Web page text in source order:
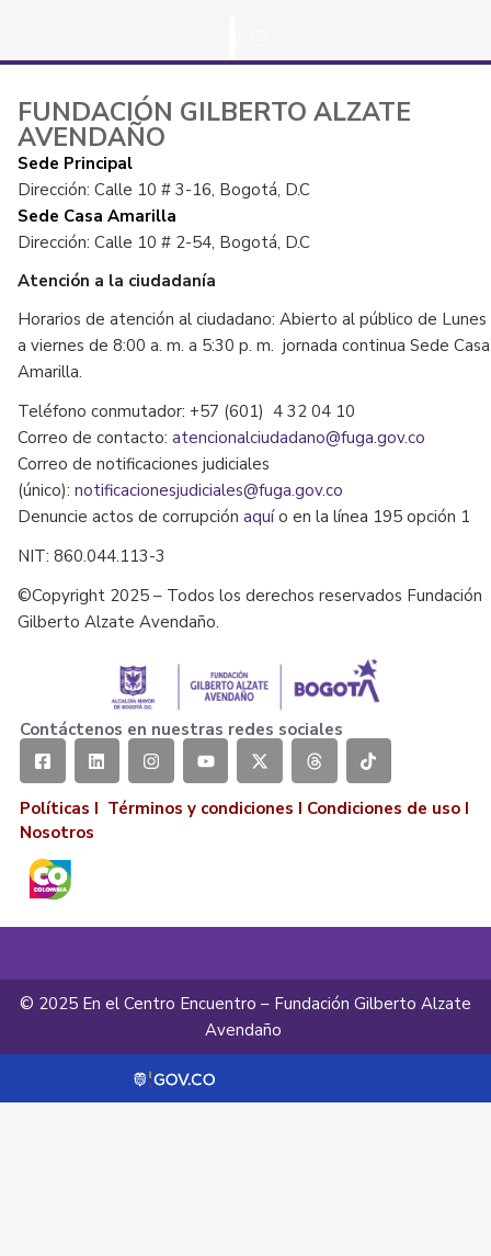
FUNDACIÓN GILBERTO ALZATE
AVENDAÑO
Sede Principal
Dirección: Calle 10 # 3-16, Bogotá, D.C
Sede Casa Amarilla
Dirección: Calle 10 # 2-54, Bogotá, D.C
Atención a la ciudadanía
Horarios de atención al ciudadano: Abierto al público de Lunes
a viernes de 8:00 a. m. a 5:30 p. m. jornada continua Sede Casa
Amarilla.
Teléfono conmutador: +57 (601) 4 32 04 10
Correo de contacto: atencionalciudadano@fuga.gov.co
Correo de notificaciones judiciales
(único): notificacionesjudiciales@fuga.gov.co
Denuncie actos de corrupción aquío en la línea 195 opción 1
NIT: 860.044.113-3
©Copyright 2025 – Todos los derechos reservados Fundación
Gilberto Alzate Avendaño.
Contáctenos en nuestras redes sociales
Políticas I Términos y condiciones I Condiciones de uso I
Nosotros
© 2025 En el Centro Encuentro – Fundación Gilberto Alzate
Avendaño